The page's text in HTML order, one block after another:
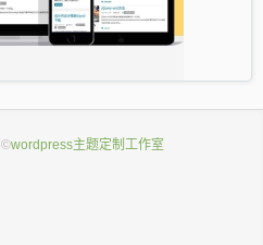
©wordpress主题定制工作室